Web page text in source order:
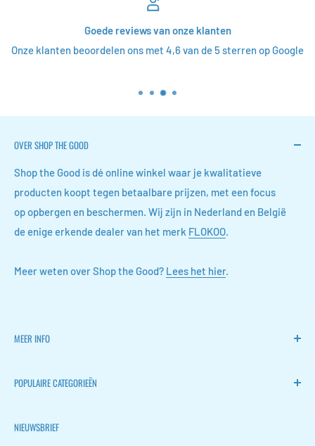
Goede reviews van onze klanten
Onze klanten beoordelen ons met 4,6 van de 5 sterren op Google
OVER SHOP THE GOOD
Shop the Good is dé online winkel waar je kwalitatieve
producten koopt tegen betaalbare prijzen, met een focus
op opbergen en beschermen. Wij zijn in Nederland en België
de enige erkende dealer van het merk FLOKOO.
Meer weten over Shop the Good? Lees het hier.
MEER INFO
FLOKOO
Contact
POPULAIRE CATEGORIEËN
Wijn accessoires
NIEUWSBRIEF